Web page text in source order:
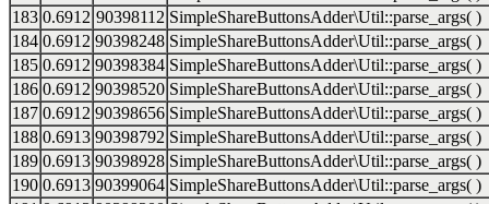
183 0.6912 90398112 SimpleShareButtonsAdder\Util::parse_args( )
184 0.6912 90398248 SimpleShareButtonsAdder\Util::parse_args( )
185 0.6912 90398384 SimpleShareButtonsAdder\Util::parse_args( )
186 0.6912 90398520 SimpleShareButtonsAdder\Util::parse_args( )
187 0.6912 90398656 SimpleShareButtonsAdder\Util::parse_args( )
188 0.6913 90398792 SimpleShareButtonsAdder\Util::parse_args( )
189 0.6913 90398928 SimpleShareButtonsAdder\Util::parse_args( )
190 0.6913 90399064 SimpleShareButtonsAdder\Util::parse_args( )